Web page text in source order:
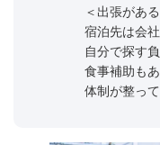
＜出張があ
宿泊先は会
自分で探す
食事補助も
体制が整っ